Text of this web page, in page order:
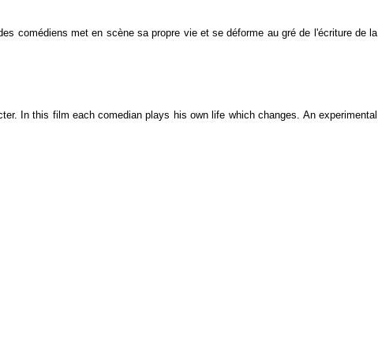
comédiens met en scène sa propre vie et se déforme au gré de l'écriture de la
In this film each comedian plays his own life which changes.An experimental